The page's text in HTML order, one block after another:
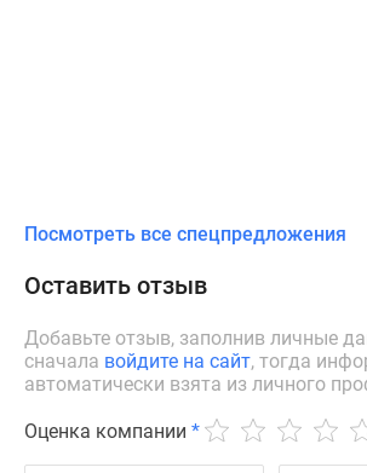
Посмотреть все спецпредложения
Оставить отзыв
Добавьте отзыв, заполнив личные
сначала войдите на сайт, тогда
автоматически взята из личного
Оценка компании *